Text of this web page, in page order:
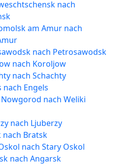
nach
am Amur nach
nach Petrosawodsk
nach Koroljow
nach Schachty
nach Engels
nach Weliki
nach Ljuberzy
nach Bratsk
nach Stary Oskol
nach Angarsk